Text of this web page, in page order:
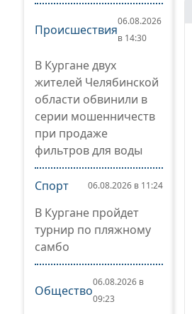
Происшествия
06.08.2026
в 14:30
В Кургане двух
жителей Челябинской
области обвинили в
серии мошенничеств
при продаже
фильтров для воды
Спорт 06.08.2026 в 11:24
В Кургане пройдет
турнир по пляжному
самбо
Общество
06.08.2026 в
09:23